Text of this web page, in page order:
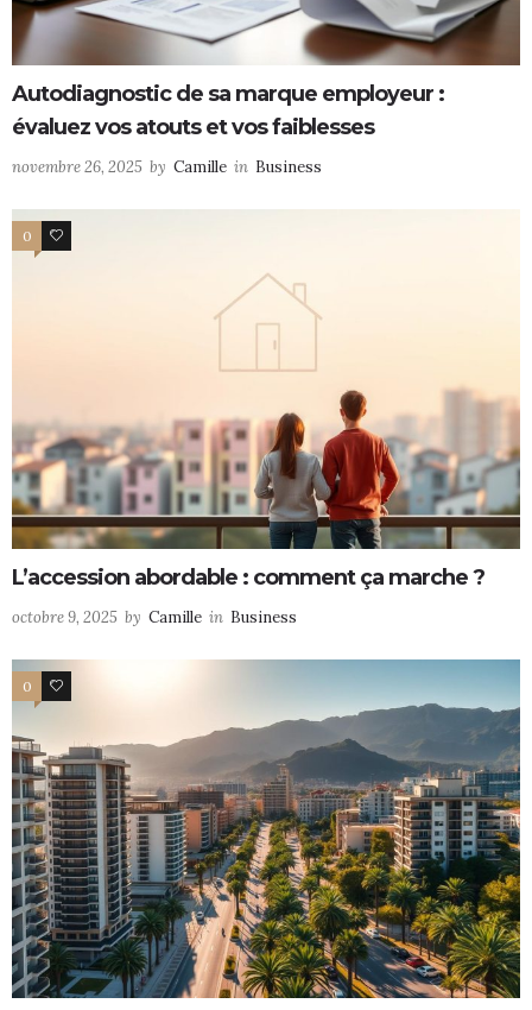
Autodiagnostic de sa marque employeur :
évaluez vos atouts et vos faiblesses
novembre 26, 2025 by Camille in Business
0 0
L’accession abordable : comment ça marche ?
octobre 9, 2025 by Camille in Business
0 0